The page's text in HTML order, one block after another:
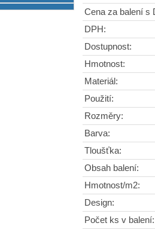
Cena za balení s
DPH:
Dostupnost:
Hmotnost:
Materiál:
Použití:
Rozměry:
Barva:
Tloušťka:
Obsah balení:
Hmotnost/m2:
Design:
Počet ks v balení: